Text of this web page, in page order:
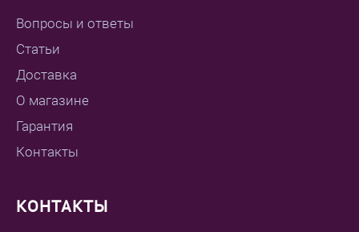
Вопросы и ответы
Статьи
Доставка
О магазине
Гарантия
Контакты
КОНТАКТЫ